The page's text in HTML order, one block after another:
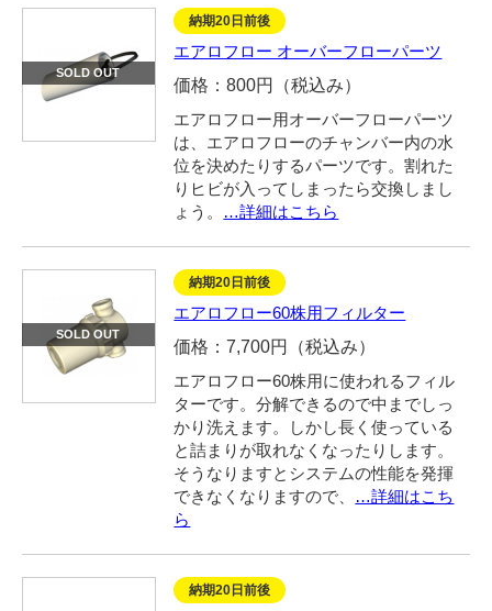
SOLD OUT
納期20日前後
エアロフロー オーバーフローパーツ
価格：800円（税込み）
エアロフロー用オーバーフローパーツ
は、エアロフローのチャンバー内の水
位を決めたりするパーツです。割れた
りヒビが入ってしまったら交換しまし
ょう。 …詳細はこちら
SOLD OUT
納期20日前後
エアロフロー60株用フィルター
価格：7,700円（税込み）
エアロフロー60株用に使われるフィル
ターです。分解できるので中までしっ
かり洗えます。しかし長く使っている
と詰まりが取れなくなったりします。
そうなりますとシステムの性能を発揮
できなくなりますので、 …詳細はこち
ら
納期20日前後